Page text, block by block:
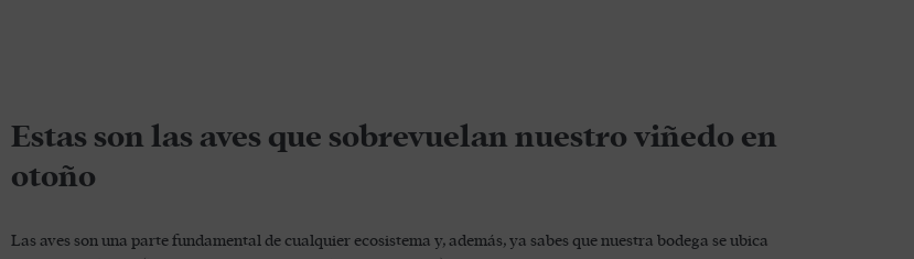
Estas son las aves que sobrevuelan nuestro viñedo en
otoño
Las aves son una parte fundamental de cualquier ecosistema y, además, ya sabes que nuestra bodega se ubica